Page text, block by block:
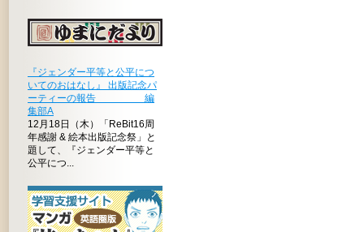
『ジェンダー平等と公平につ
いてのおはなし』 出版記念パ
ーティーの報告 編
集部A
12月18日（木）「ReBit16周
年感謝 & 絵本出版記念祭」と
題して、『ジェンダー平等と
公平につ...